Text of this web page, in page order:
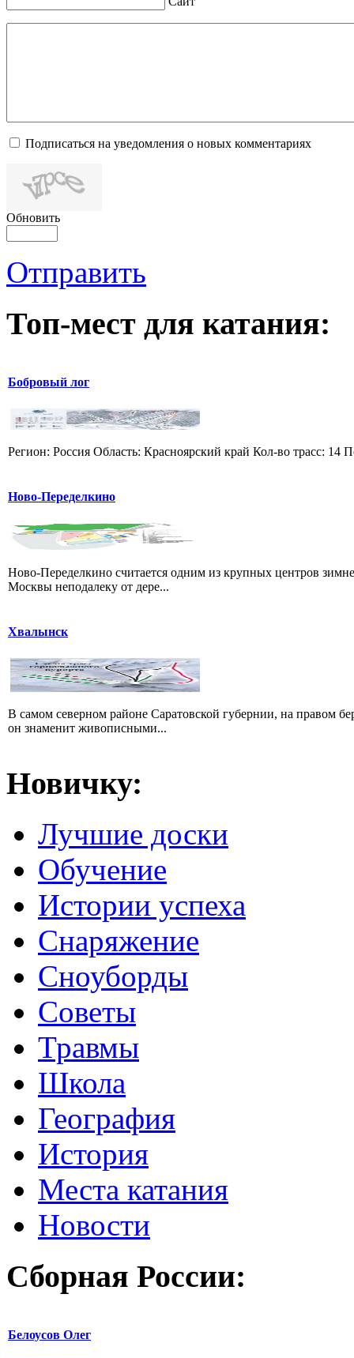
Подписаться на уведомления о новых комментариях
Обновить
Отправить
Топ-мест для катания:
Бобровый лог
Регион: Россия Область: Красноярский край Кол-во трасс:
Ново-Переделкино
Ново-Переделкино считается одним из крупных центров
Москвы неподалеку от дере...
Хвалынск
В самом северном районе Саратовской губернии, на правом
он знаменит живописными...
Новичку:
Лучшие доски
Обучение
Истории успеха
Снаряжение
Сноуборды
Советы
Травмы
Школа
География
История
Места катания
Новости
Сборная России:
Белоусов Олег